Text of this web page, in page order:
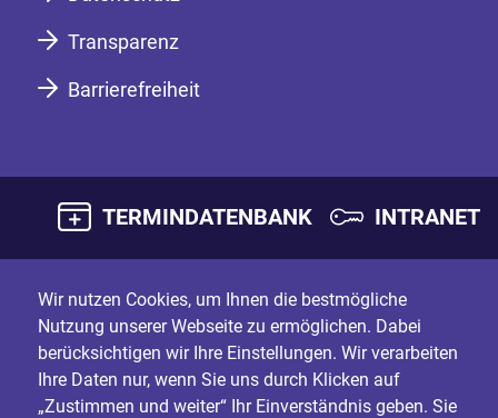
Transparenz
Barrierefreiheit
TERMINDATENBANK INTRANET
Wir nutzen Cookies, um Ihnen die bestmögliche
Nutzung unserer Webseite zu ermöglichen. Dabei
berücksichtigen wir Ihre Einstellungen. Wir verarbeiten
Ihre Daten nur, wenn Sie uns durch Klicken auf
„Zustimmen und weiter“ Ihr Einverständnis geben. Sie